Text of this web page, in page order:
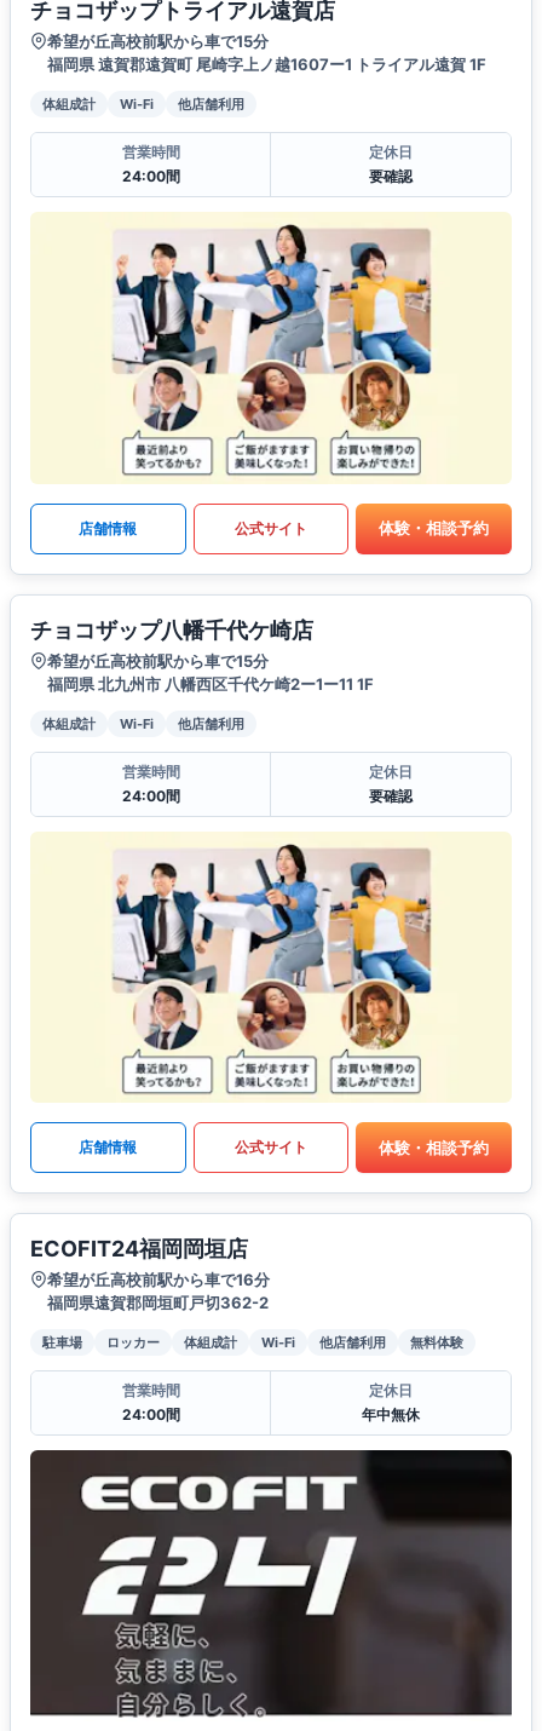
チョコザップトライアル遠賀店
希望が丘高校前駅から車で15分
福岡県 遠賀郡遠賀町 尾崎字上ノ越1607ー1 トライアル遠賀 1F
体組成計 Wi-Fi 他店舗利用
営業時間
24:00間
定休日
要確認
店舗情報 公式サイト 体験・相談予約
チョコザップ八幡千代ケ崎店
希望が丘高校前駅から車で15分
福岡県 北九州市 八幡西区千代ケ崎2ー1ー11 1F
体組成計 Wi-Fi 他店舗利用
営業時間
24:00間
定休日
要確認
店舗情報 公式サイト 体験・相談予約
ECOFIT24福岡岡垣店
希望が丘高校前駅から車で16分
福岡県遠賀郡岡垣町戸切362-2
駐車場 ロッカー 体組成計 Wi-Fi 他店舗利用 無料体験
営業時間
24:00間
定休日
年中無休